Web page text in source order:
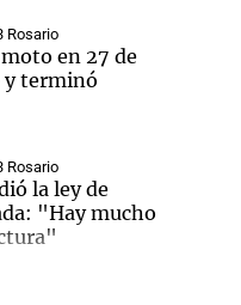
Rosario
en 27 de
y terminó
Rosario
la ley de
"Hay mucho